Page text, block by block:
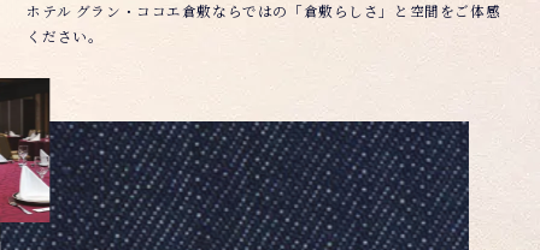
ホテル グラン・ココエ倉敷ならではの「倉敷らしさ」と空間をご体感
ください。